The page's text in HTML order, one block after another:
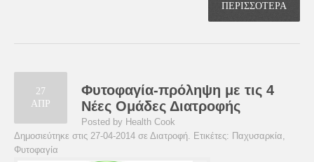
ΠΕΡΙΣΣΟΤΕΡΑ
27
ΑΠΡ
Φυτοφαγία-πρόληψη με τις 4
Νέες Ομάδες Διατροφής
Posted by Health Cook
Δημοσιεύτηκε στις 27-04-2014 σε Διατροφή. Ετικέτες: Παχυσαρκία,
Φυτοφαγία